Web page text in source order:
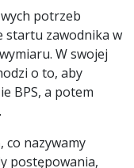
potrzeb
startu zawodnika w
W swojej
o to, aby
BPS, a potem
co nazywamy
postępowania,